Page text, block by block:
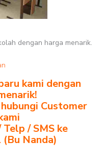
dengan harga menarik.
kami dengan
Customer
/ SMS ke
Nanda)